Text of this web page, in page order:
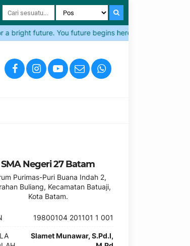
bright future. You future begins here!
SMA Negeri 27 Batam
Purimas-Puri Buana Indah 2,
Buliang, Kecamatan Batuaji,
Kota Batam.
19800104 201101 1 001
Slamet Munawar, S.Pd.I,